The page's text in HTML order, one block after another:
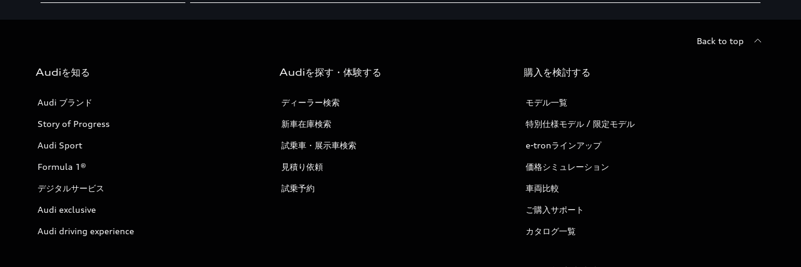
Back to top
Audiを知る
Audi ブランド
Story of Progress
Audi Sport
Formula 1®
デジタルサービス
Audi exclusive
Audi driving experience
Audiを探す・体験する
ディーラー検索
新車在庫検索
試乗車・展示車検索
見積り依頼
試乗予約
購入を検討する
モデル一覧
特別仕様モデル / 限定モデル
e-tronラインアップ
価格シミュレーション
車両比較
ご購入サポート
カタログ一覧